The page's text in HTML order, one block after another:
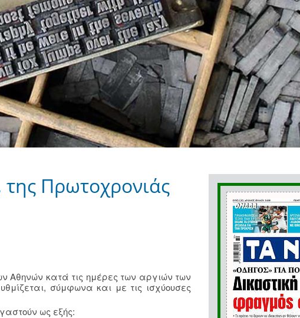
της Πρωτοχρονιάς
Αθηνών κατά τις ημέρες των αργιών των
σύμφωνα και με τις ισχύουσες
ως εξής: